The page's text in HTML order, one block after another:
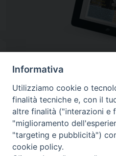
Informativa
Utilizziamo cookie o
finalità tecniche e, con il
altre finalità ("interazioni e
"miglioramento
"targeting e pubblicità")
cookie policy.